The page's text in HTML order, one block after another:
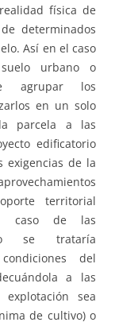
física de
determinados
Así en el caso
urbano o
agrupar los
en un solo
parcela a las
edificatorio
exigencias de la
territorial
caso de las
se trataría
del
a las
sea
de cultivo) o